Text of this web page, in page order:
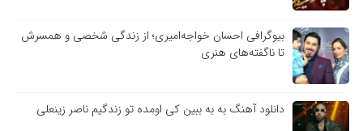
بیوگرافی احسان خواجه‌امیری؛ از زندگی شخصی و همسرش
تا ناگفته‌های هنری
دانلود آهنگ به به ببین کی اومده تو زندگیم ناصر زینعلی